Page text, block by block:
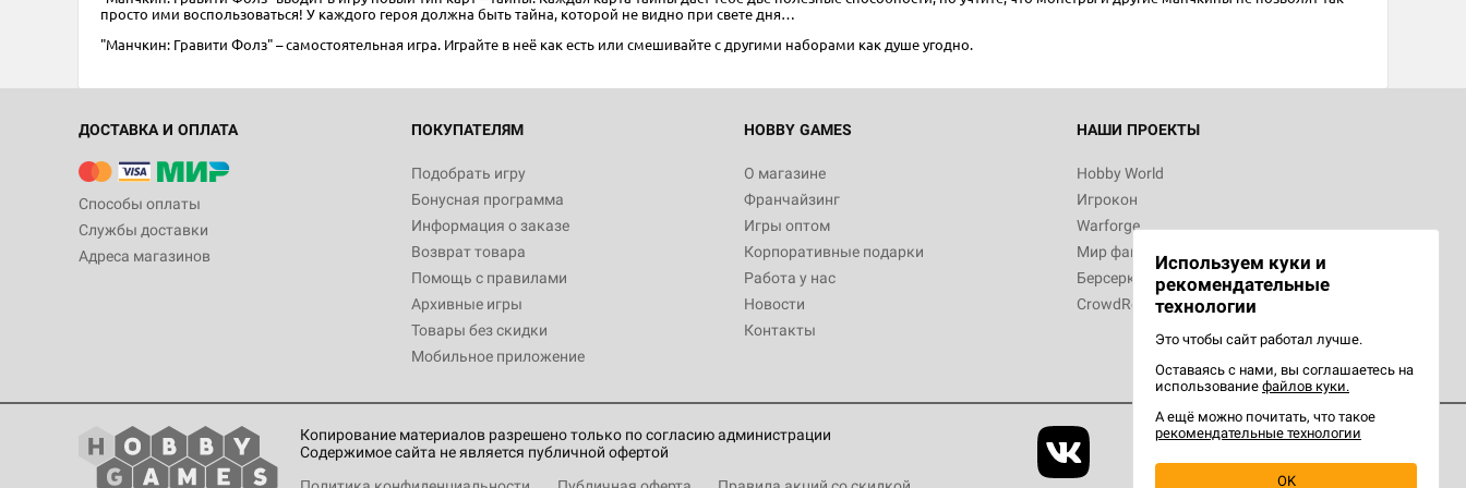
просто ими воспользоваться! У каждого героя должна быть тайна, которой не видно при свете дня…
"Манчкин: Гравити Фолз" – самостоятельная игра. Играйте в неё как есть или смешивайте с другими наборами как душе угодно.
ДОСТАВКА И ОПЛАТА
Способы оплаты
Службы доставки
Адреса магазинов
ПОКУПАТЕЛЯМ
Подобрать игру
Бонусная программа
Информация о заказе
Возврат товара
Помощь с правилами
Архивные игры
Товары без скидки
Мобильное приложение
HOBBY GAMES
О магазине
Франчайзинг
Игры оптом
Корпоративные подарки
Работа у нас
Новости
Контакты
НАШИ ПРОЕКТЫ
Hobby World
Игрокон
Warforge
Мир фантастики
Берсерк
CrowdRepublic
Копирование материалов разрешено только по согласию администрации
Содержимое сайта не является публичной офертой
Используем куки и
рекомендательные
технологии
Это чтобы сайт работал лучше.
Оставаясь с нами, вы соглашаетесь на
использование файлов куки.
А ещё можно почитать, что такое
рекомендательные технологии
OK